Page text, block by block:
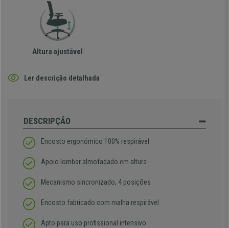
Altura ajustável
Ler descrição detalhada
DESCRIPÇÃO
Encosto ergonómico 100% respirável
Apoio lombar almofadado em altura
Mecanismo sincronizado, 4 posições
Encosto fabricado com malha respirável
Apto para uso profissional intensivo